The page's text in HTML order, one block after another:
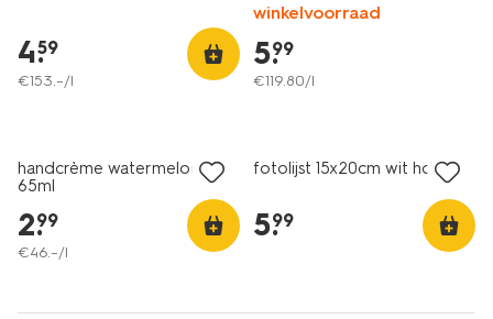
4.
59
€153.–/l
winkelvoorraad
5.
99
€119.80/l
vegan
handcrème watermeloen
65ml
2.
99
€46.–/l
fotolijst 15x20cm wit hout
5.
99